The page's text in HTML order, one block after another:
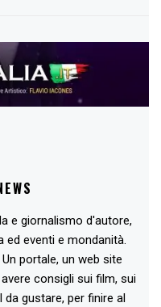
e giornalismo d'autore,
ed eventi e mondanità.
Un portale, un web site
consigli sui film, sui
gustare, per finire al